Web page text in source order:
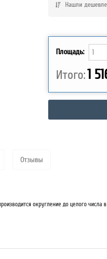
Нашли
Площадь:
Итого:1
Отзывы
округление до целого числа